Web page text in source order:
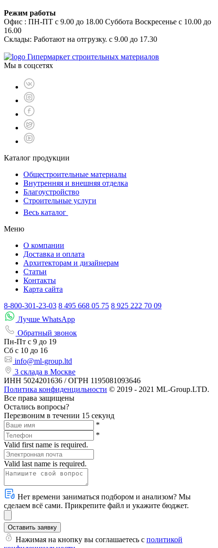
Режим работы
Офис : ПН-ПТ с 9.00 до 18.00 Суббота Воскресенье с 10.00 до
16.00
Склады: Работают на отгрузку. с 9.00 до 17.30
Гипермаркет строительных материалов
Мы в соцсетях
Каталог продукции
Общестроительные материалы
Внутренняя и внешняя отделка
Благоустройство
Строительные услуги
Весь каталог
Меню
О компании
Доставка и оплата
Архитекторам и дизайнерам
Статьи
Контакты
Карта сайта
8-800-301-23-03 8 495 668 05 75 8 925 222 70 09
Лучше WhatsApp
Обратный звонок
Пн-Пт с 9 до 19
Сб с 10 до 16
info@ml-group.ltd
3 склада в Москве
ИНН 5024201636 / ОГРН 1195081093646
Политика конфиденцильности © 2019 - 2021 ML-Group.LTD.
Все права защищены
Остались вопросы?
Перезвоним в течении 15 секунд
*
*
Valid first name is required.
Valid last name is required.
Нет времени заниматься подбором и анализом? Мы
сделаем всё сами. Прикрепите файл и укажите бюджет.
Оставить заявку
Нажимая на кнопку вы соглашаетесь с политикой